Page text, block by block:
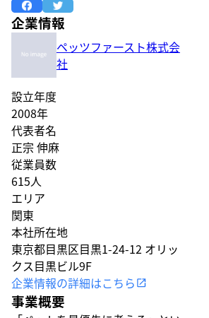
企業情報
ペッツファースト株式会
社
設立年度
2008年
代表者名
正宗 伸麻
従業員数
615人
エリア
関東
本社所在地
東京都目黒区目黒1-24-12 オリッ
クス目黒ビル9F
企業情報の詳細はこちら
事業概要